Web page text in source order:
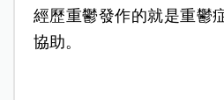
經歷重鬱發作的就是重鬱
協助。